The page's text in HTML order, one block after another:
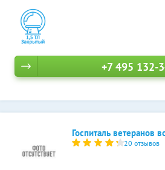
+7 495 132-
Госпиталь ветеранов
20 отзывов